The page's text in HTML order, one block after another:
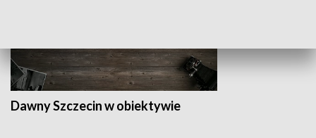
Dawny Szczecin w obiektywie